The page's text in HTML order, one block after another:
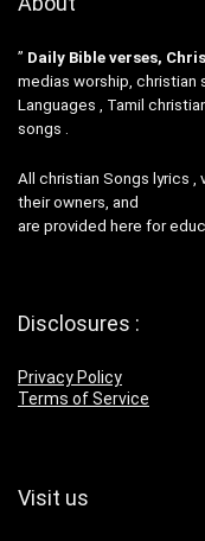
” Daily Bible verses,
medias worship, christian
Languages , Tamil
songs .
All christian Songs lyrics
their owners, and
are provided here for
Disclosures :
Privacy Policy
Terms of Service
Visit us